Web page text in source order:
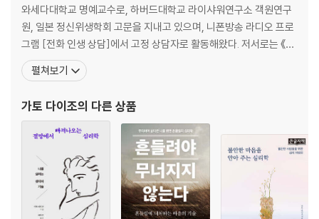
2장 - 까치발로는 오래 서지 못한다
자랑하면 할수록 초라해지는 건 ＿ 72
행복한 튤립은 나비를 꿈꾼다 ＿ 75
나와 친해지지 않으면 모든 것과 친해질 수 없다 ＿ 79
학벌 뒤에 숨고 보석으로 포장해도 ＿ 80
심리적 궁핍에 길들여지다 ＿ 82
강물에 빠졌다면 창피함은 사치다 ＿ 83
나는 왜 지금에 머무르지 못하는가? ＿ 87
보이지 않는 문 뒤에 독사가 있다 ＿ 89
와세다대학교 명예교수로, 하버드대학교 라이샤워연구소 객원연구
원, 일본 정신위생학회 고문을 지내고 있으며, 니폰방송 라디오 프로
그램 [전화 인생 상담]에서 고정 상담자로 활동해왔다. 저서로는 《불
안에 사로잡힌 당신에게》, 《고민을 그만하고 싶습니다만》, 《50대 남
자를 위한 심리학》, 《나를 잃지 않고 오늘을 사는 법》, 《불안한 마음
려운가》, 《나는 내가 아픈 줄도 모르고》 등이
펼쳐보기
가토 다이조의 다른 상품